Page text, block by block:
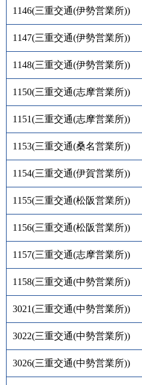
1146(三重交通(伊勢営業所))
1147(三重交通(伊勢営業所))
1148(三重交通(伊勢営業所))
1150(三重交通(志摩営業所))
1151(三重交通(志摩営業所))
1153(三重交通(桑名営業所))
1154(三重交通(伊賀営業所))
1155(三重交通(松阪営業所))
1156(三重交通(松阪営業所))
1157(三重交通(志摩営業所))
1158(三重交通(中勢営業所))
3021(三重交通(中勢営業所))
3022(三重交通(中勢営業所))
3026(三重交通(中勢営業所))